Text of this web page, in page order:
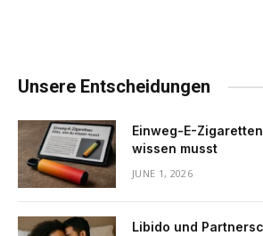
Unsere Entscheidungen
Einweg-E-
wissen musst
JUNE 1, 2026
Libido und